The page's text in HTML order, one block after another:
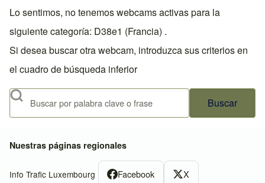
Lo sentimos, no tenemos webcams activas para la
siguiente categoría: D38e1 (Francia) .
Si desea buscar otra webcam, introduzca sus criterios en
el cuadro de búsqueda inferior
Buscar
Nuestras páginas regionales
Info Trafic Luxembourg Facebook X